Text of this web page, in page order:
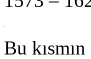
Bu